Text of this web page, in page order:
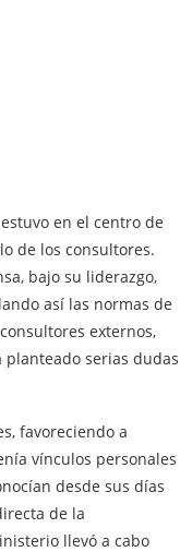
en el centro de
de los consultores.
bajo su liderazgo,
así las normas de
externos,
serias dudas
favoreciendo a
vínculos personales
desde sus días
de la
llevó a cabo